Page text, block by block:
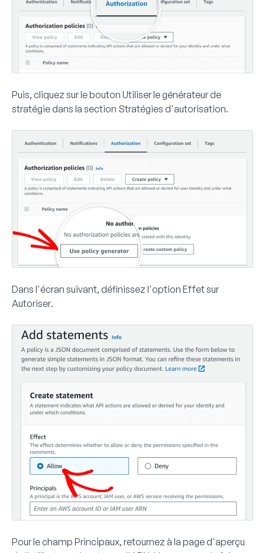
Puis, cliquez sur le bouton Utiliser le générateur de
stratégiedans la section Stratégies d'autorisation.
Dans l'écran suivant, définissez l'option Effetsur
Autoriser.
Pour le champ Principaux, retournez à la page d'aperçu